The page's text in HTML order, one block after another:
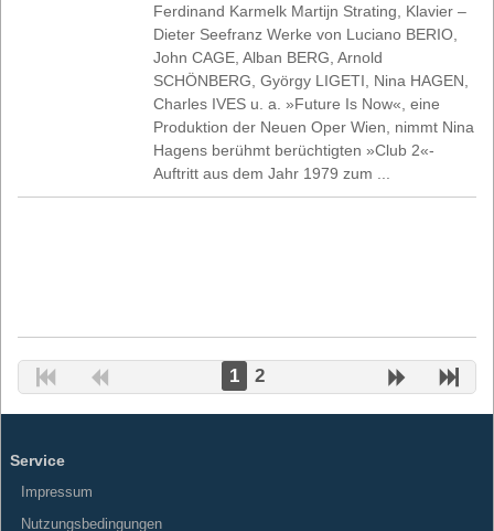
Ferdinand Karmelk Martijn Strating, Klavier –
Dieter Seefranz Werke von Luciano BERIO,
John CAGE, Alban BERG, Arnold
SCHÖNBERG, György LIGETI, Nina HAGEN,
Charles IVES u. a. »Future Is Now«, eine
Produktion der Neuen Oper Wien, nimmt Nina
Hagens berühmt berüchtigten »Club 2«-
Auftritt aus dem Jahr 1979 zum ...
1 2
Service
Impressum
Nutzungsbedingungen